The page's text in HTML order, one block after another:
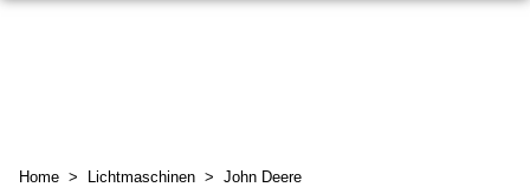
Home > Lichtmaschinen > John Deere